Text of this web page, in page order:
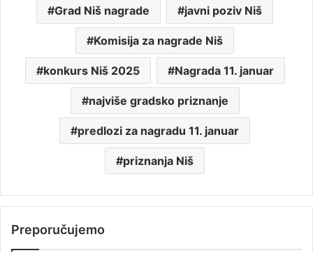
Grad Niš nagrade javni poziv Niš
Komisija za nagrade Niš
konkurs Niš 2025 Nagrada 11. januar
najviše gradsko priznanje
predlozi za nagradu 11. januar
priznanja Niš
Preporučujemo